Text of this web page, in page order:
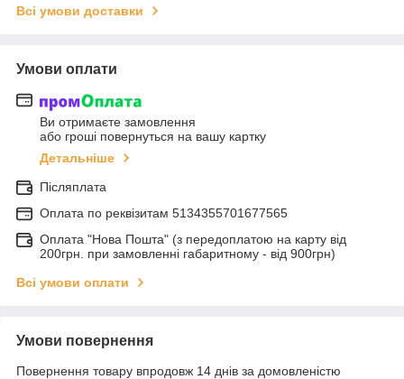
Всі умови доставки
Умови оплати
Ви отримаєте замовлення
або гроші повернуться на вашу картку
Детальніше
Післяплата
Оплата по реквiзитам 5134355701677565
Оплата "Нова Пошта" (з передоплатою на карту від
200грн. при замовленні габаритному - від 900грн)
Всі умови оплати
Умови повернення
Повернення товару впродовж 14 днів за домовленістю